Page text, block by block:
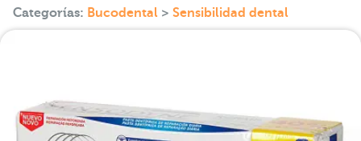
Categorías: Bucodental > Sensibilidad dental